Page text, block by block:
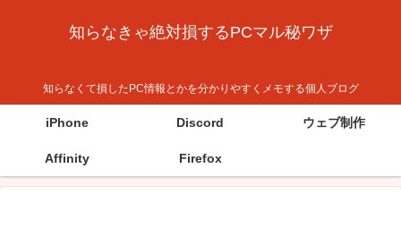
知らなきゃ絶対損するPCマル秘ワザ
知らなくて損したPC情報とかを分かりやすくメモする個人ブログ
iPhone Discord ウェブ制作
Affinity Firefox